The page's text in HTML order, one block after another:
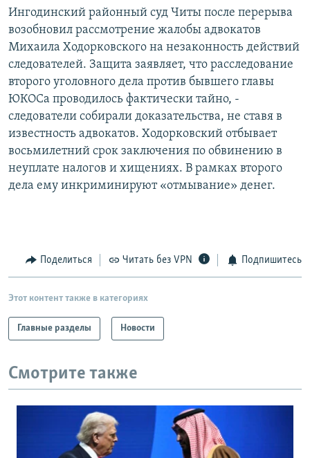
Вернутся
поиску
КАВКАЗ.РЕАЛИИ
СЕВЕР.РЕАЛИИ
СИБИРЬ.РЕАЛИИ
РАСПИСАНИЕ ВЕЩАНИЯ
ПОДПИШИТЕСЬ НА РАССЫЛКУ
СОЦИАЛЬНЫЕ СЕТИ
Ингодинский районный суд Читы после перерыва
возобновил рассмотрение жалобы адвокатов
Михаила Ходорковского на незаконность действий
следователей. Защита заявляет, что расследование
второго уголовного дела против бывшего главы
ЮКОСа проводилось фактически тайно, -
следователи собирали доказательства, не ставя в
известность адвокатов. Ходорковский отбывает
восьмилетний срок заключения по обвинению в
неуплате налогов и хищениях. В рамках второго
дела ему инкриминируют «отмывание» денег.
Поделиться Читать без VPN Подпишитесь
Этот контент также в категориях
Главные разделы Новости
Смотрите также